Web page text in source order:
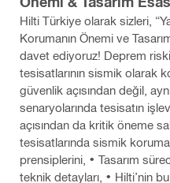
Hilti Türkiye olarak sizleri,
Korumanın Önemi ve
davet ediyoruz! Deprem
tesisatlarının sismik olarak
güvenlik açısından değil,
senaryolarında tesisatın
açısından da kritik öneme
tesisatlarında sismik
prensiplerini, • Tasarım
teknik detayları, • Hilti’nin